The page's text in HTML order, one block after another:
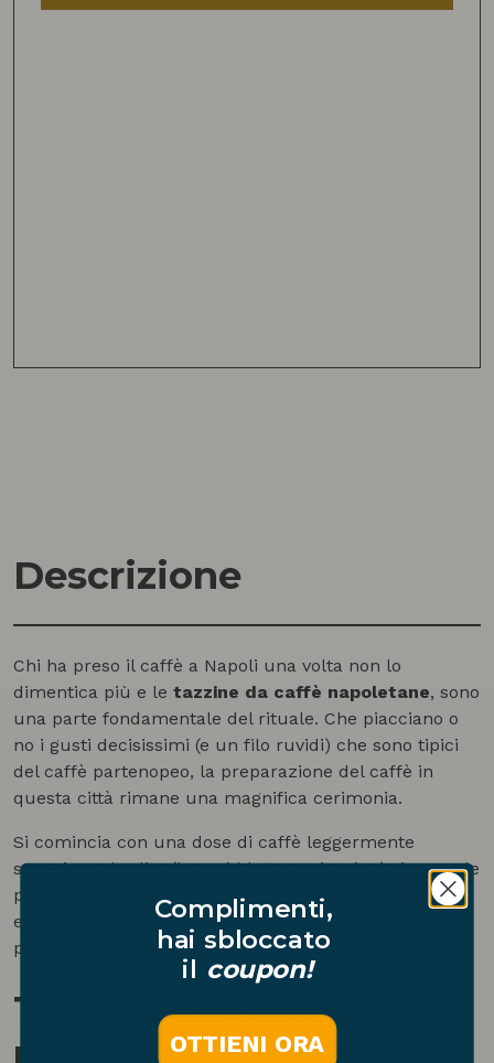
Descrizione
Chi ha preso il caffè a Napoli una volta non lo
dimentica più e le tazzine da caffè napoletane, sono
una parte fondamentale del rituale. Che piacciano o
no i gusti decisissimi (e un filo ruvidi) che sono tipici
del caffè partenopeo, la preparazione del caffè in
questa città rimane una magnifica cerimonia.
Si comincia con una dose di caffè leggermente
superiore al solito (la cosiddetta aggiuntina) si procede
preparando, insieme al caffè, sia in moka che
espresso, la famosa cremina di caffè e zucchero che
può farci solo innamorare.
Tazzina da caffè
Complimenti,
hai sbloccato
il coupon!
OTTIENI ORA